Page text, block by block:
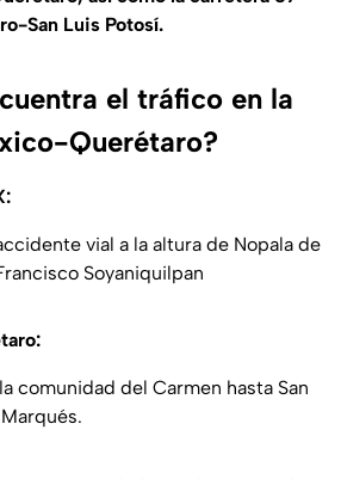
San Luis Potosí.
el tráfico en la
Querétaro?
vial a la altura de Nopala de
Soyaniquilpan
comunidad del Carmen hasta San